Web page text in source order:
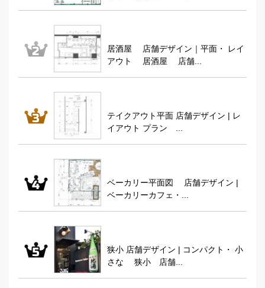
居酒屋 店舗デザイン｜平面・ レイ
アウト 居酒屋 店舗...
テイクアウト平面 店舗デザイン | レ
イアウト プラン ...
ベーカリー平面図 店舗デザイン |
ベーカリーカフェ・...
狭小 店舗デザイン | コンパクト・ 小
さな 狭小 店舗...